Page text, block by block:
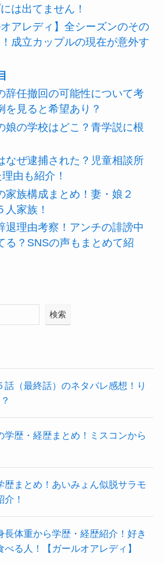
は出てません！
オアレディ】全シーズンのその
成立カップルの現在が意外す
辞任撤回の可能性について考
を見ると希望あり？
娘の学校はどこ？青学説に根
なぜ逮捕された？児童相談所
由も紹介！
家族構成まとめ！妻・娘２
人家族！
退理由考察！アンチの誹謗中
る？SNSの声もまとめて紹
検索
（最終話）のネタバレ感想！り
学歴・経歴まとめ！ミスコンから
歴まとめ！あいみょん似脱サラモ
！
長体重から学歴・経歴紹介！好き
る人！【ガールオアレディ】